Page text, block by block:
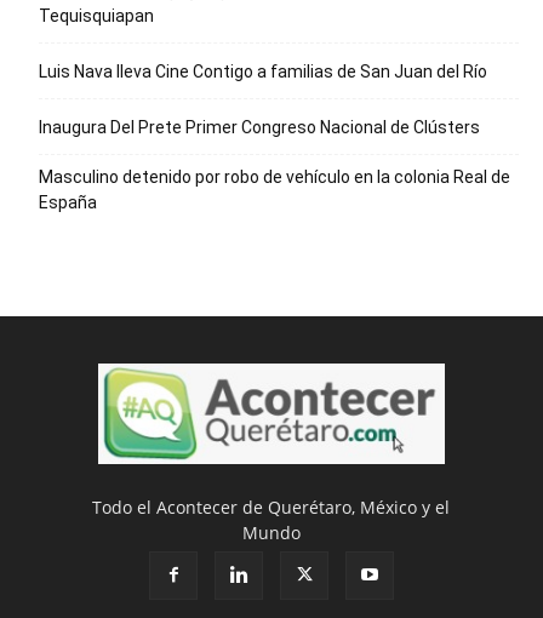
Tequisquiapan
Luis Nava lleva Cine Contigo a familias de San Juan del Río
Inaugura Del Prete Primer Congreso Nacional de Clústers
Masculino detenido por robo de vehículo en la colonia Real de
España
Todo el Acontecer de Querétaro, México y el
Mundo